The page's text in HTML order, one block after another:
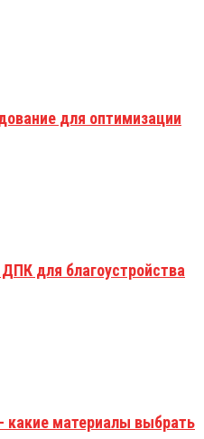
для оптимизации
для благоустройства
какие материалы выбрать